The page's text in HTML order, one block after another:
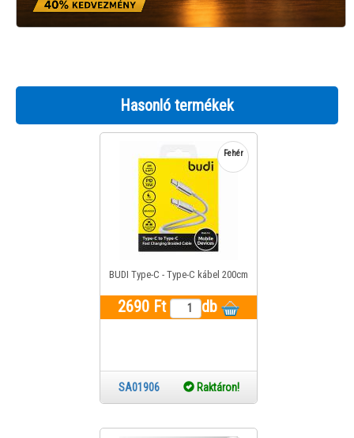
Hasonló termékek
Fehér
BUDI Type-C - Type-C kábel 200cm
2690 Ft db
SA01906 Raktáron!